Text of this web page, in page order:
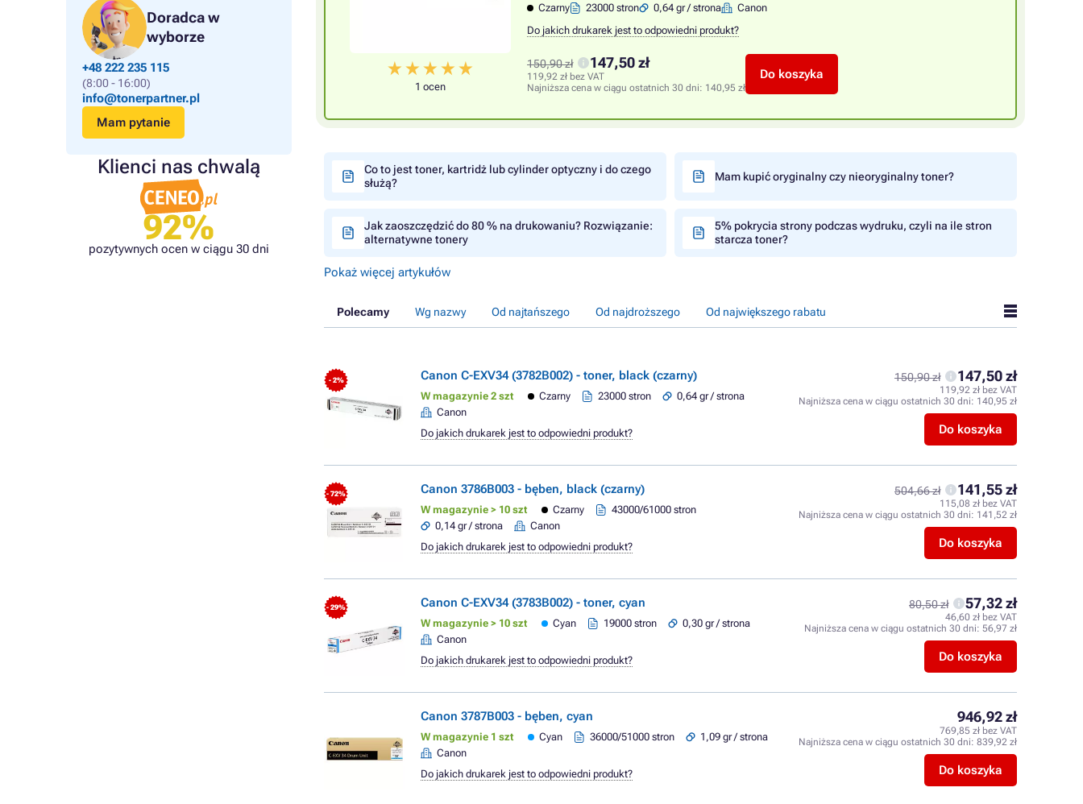
Doradca w
wyborze
+48 222 235 115
(8:00 - 16:00)
info@tonerpartner.pl
Mam pytanie
Klienci nas chwalą
92%
pozytywnych ocen w ciągu 30 dni
1 ocen
Czarny
23000 stron 0,64 gr / strona
Canon
Do jakich drukarek jest to odpowiedni produkt?
150,90 zł 147,50 zł
119,92 zł bez VAT
Najniższa cena w ciągu ostatnich 30 dni: 140,95 zł
Do koszyka
Co to jest toner, kartridż lub cylinder optyczny i do czego
służą?
Mam kupić oryginalny czy nieoryginalny toner?
Jak zaoszczędzić do 80 % na drukowaniu? Rozwiązanie:
alternatywne tonery
5% pokrycia strony podczas wydruku, czyli na ile stron
starcza toner?
Pokaż więcej artykułów
Polecamy Wg nazwy Od najtańszego Od najdroższego Od największego rabatu
- 2% Canon C-EXV34 (3782B002) - toner, black (czarny)
W magazynie 2 szt Czarny 23000 stron
0,64 gr / strona
Canon
150,90 zł 147,50 zł
119,92 zł bez VAT
Najniższa cena w ciągu ostatnich 30 dni: 140,95 zł
Do koszyka
Do jakich drukarek jest to odpowiedni produkt?
- 72% Canon 3786B003 - bęben, black (czarny)
W magazynie > 10 szt Czarny
43000/61000 stron
0,14 gr / strona
Canon
504,66 zł 141,55 zł
115,08 zł bez VAT
Najniższa cena w ciągu ostatnich 30 dni: 141,52 zł
Do koszyka
Do jakich drukarek jest to odpowiedni produkt?
- 29% Canon C-EXV34 (3783B002) - toner, cyan
W magazynie > 10 szt Cyan 19000 stron
0,30 gr / strona
Canon
80,50 zł 57,32 zł
46,60 zł bez VAT
Najniższa cena w ciągu ostatnich 30 dni: 56,97 zł
Do koszyka
Do jakich drukarek jest to odpowiedni produkt?
Canon 3787B003 - bęben, cyan
W magazynie 1 szt Cyan 36000/51000 stron
1,09 gr / strona
Canon
946,92 zł
769,85 zł bez VAT
Najniższa cena w ciągu ostatnich 30 dni: 839,92 zł
Do koszyka
Do jakich drukarek jest to odpowiedni produkt?